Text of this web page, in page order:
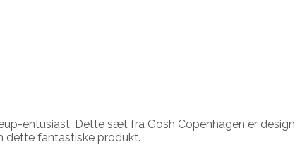
entusiast. Dette sæt fra Gosh Copenhagen er
dette fantastiske produkt.